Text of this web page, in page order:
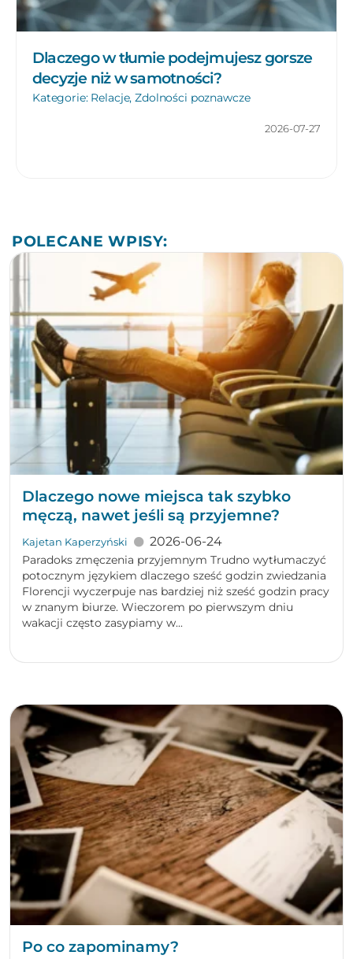
Dlaczego w tłumie podejmujesz gorsze
decyzje niż w samotności?
Kategorie: Relacje,Zdolności poznawcze
2026-07-27
POLECANE WPISY:
Dlaczego nowe miejsca tak szybko
męczą, nawet jeśli są przyjemne?
Kajetan Kaperzyński 2026-06-24
Paradoks zmęczenia przyjemnym Trudno wytłumaczyć
potocznym językiem dlaczego sześć godzin zwiedzania
Florencji wyczerpuje nas bardziej niż sześć godzin pracy
w znanym biurze. Wieczorem po pierwszym dniu
wakacji często zasypiamy w...
Po co zapominamy?